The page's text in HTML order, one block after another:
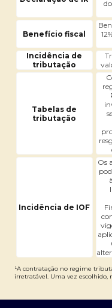
Benefício fiscal
Incidência de
tributação
Tabelas de
tributação
Incidência de IOF
Os
¹A contratação no regime
irretratável. Uma vez escolhido,